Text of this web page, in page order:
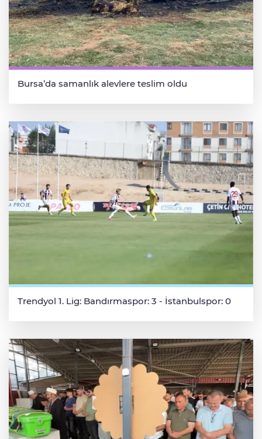
Bursa’da samanlık alevlere teslim oldu
Trendyol 1. Lig: Bandırmaspor: 3 - İstanbulspor: 0